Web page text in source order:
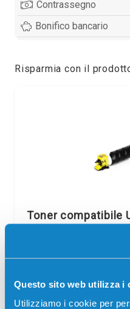
Questo sito web utilizza i
Utilizziamo i cookie per
Contrassegno
Bonifico bancario
Risparmia con il
Toner compatibile
Toner compatibile Utax
15000 pagine per